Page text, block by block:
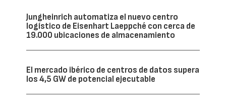
Jungheinrich automatiza el nuevo centro
logístico de Eisenhart Laeppché con cerca de
19.000 ubicaciones de almacenamiento
El mercado ibérico de centros de datos supera
los 4,5 GW de potencial ejecutable